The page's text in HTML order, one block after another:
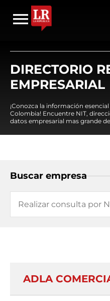
DIRECTORIO
EMPRESARIAL
¡Conozca la información
Colombia! Encuentre NIT,
datos empresarial mas grande
Buscar empresa
ADLA